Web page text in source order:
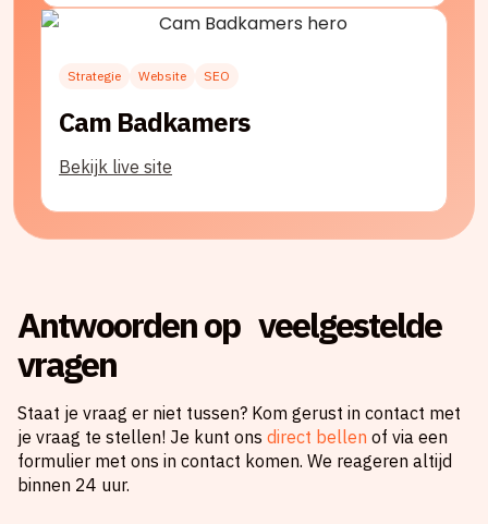
Strategie Website SEO
Cam Badkamers
Bekijk live site
Antwoorden op veelgestelde
vragen
Staat je vraag er niet tussen? Kom gerust in contact met
je vraag te stellen! Je kunt ons direct bellen of via een
formulier met ons in contact komen. We reageren altijd
binnen 24 uur.